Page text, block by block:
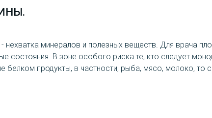
нехватка минералов и полезных веществ. Для врача
В зоне особого риска те, кто следует
белком продукты, в частности, рыба, мясо, молоко,